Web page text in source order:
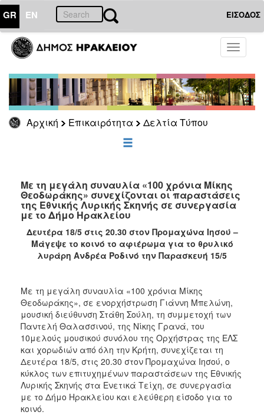
GR EN ΕΙΣΟΔΟΣ
Toggle
Αρχική Επικαιρότητα Δελτία Τύπου
ΕΠΙΚΑΙΡΟΤΗΤΑ
Τύπου
Αρχείο
ΕΠΙΣΚΕΠΤΗΣ
ΗΡΑΚΛΕΙΟ
Με τη μεγάλη συναυλία «100 χρόνια Μίκης
Θεοδωράκης» συνεχίζονται οι παραστάσεις
της Εθνικής Λυρικής Σκηνής σε συνεργασία
με το Δήμο Ηρακλείου
Δευτέρα 18/5 στις 20.30 στον Προμαχώνα Ιησού –
Μάγεψε το κοινό το αφιέρωμα για το θρυλικό
λυράρη Ανδρέα Ροδινό την Παρασκευή 15/5
Με τη μεγάλη συναυλία «100 χρόνια Μίκης
Θεοδωράκης», σε ενορχήστρωση Γιάννη Μπελώνη,
μουσική διεύθυνση Στάθη Σούλη, τη συμμετοχή των
Παντελή Θαλασσινού, της Νίκης Γρανά, του
10μελούς μουσικού συνόλου της Ορχήστρας της ΕΛΣ
και χορωδιών από όλη την Κρήτη, συνεχίζεται τη
Δευτέρα 18/5, στις 20.30 στον Προμαχώνα Ιησού, ο
κύκλος των επιτυχημένων παραστάσεων της Εθνικής
Λυρικής Σκηνής στα Ενετικά Τείχη, σε συνεργασία
με το Δήμο Ηρακλείου και ελεύθερη είσοδο για το
κοινό.